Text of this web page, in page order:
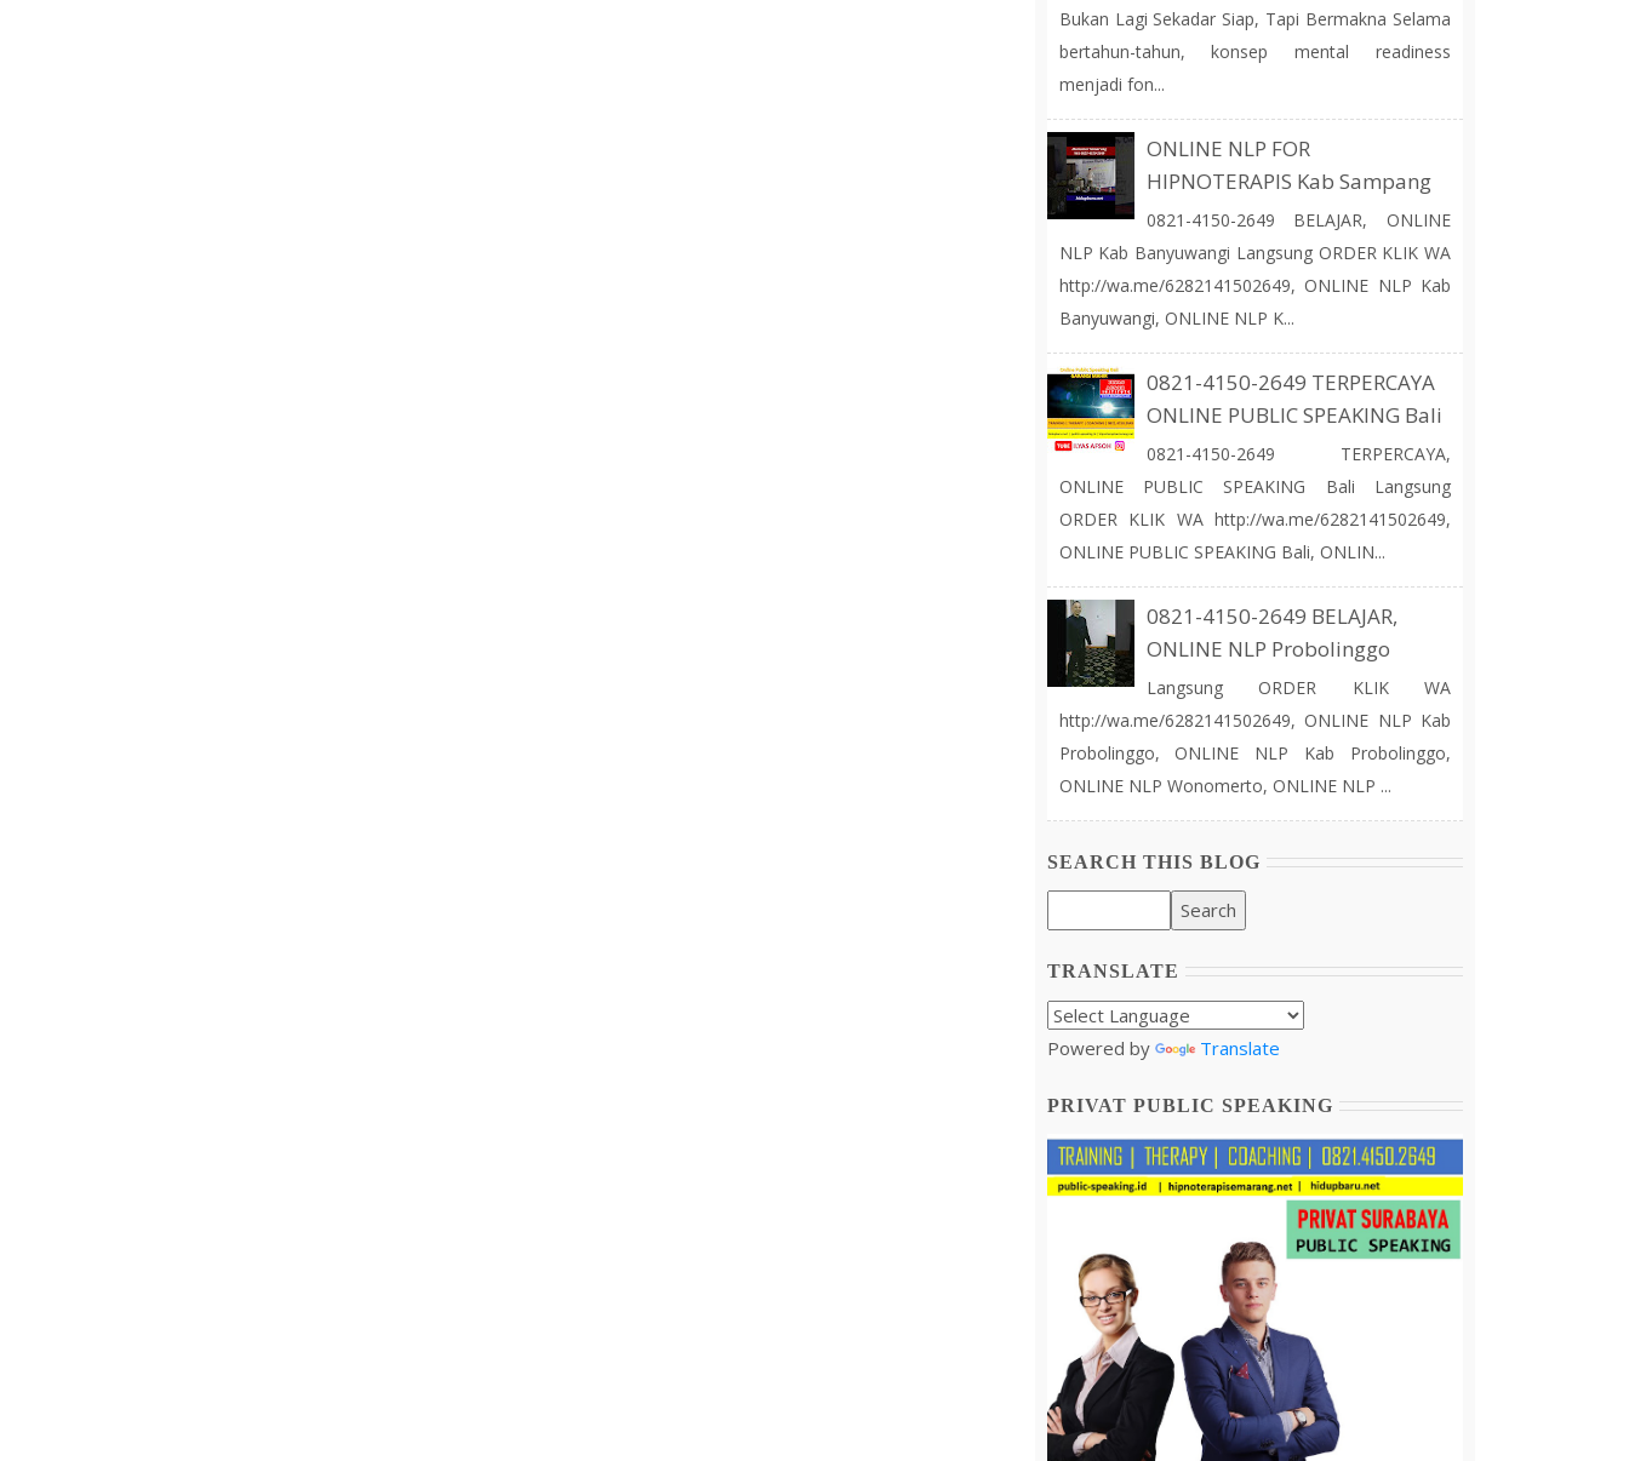
Bukan Lagi Sekadar Siap, Tapi Bermakna Selama
bertahun-tahun, konsep mental readiness
menjadi fon...
ONLINE NLP FOR
HIPNOTERAPIS Kab Sampang
0821-4150-2649 BELAJAR, ONLINE
NLP Kab Banyuwangi Langsung ORDER KLIK WA
http://wa.me/6282141502649, ONLINE NLP Kab
Banyuwangi, ONLINE NLP K...
0821-4150-2649 TERPERCAYA
ONLINE PUBLIC SPEAKING Bali
0821-4150-2649 TERPERCAYA,
ONLINE PUBLIC SPEAKING Bali Langsung
ORDER KLIK WA http://wa.me/6282141502649,
ONLINE PUBLIC SPEAKING Bali, ONLIN...
0821-4150-2649 BELAJAR,
ONLINE NLP Probolinggo
Langsung ORDER KLIK WA
http://wa.me/6282141502649, ONLINE NLP Kab
Probolinggo, ONLINE NLP Kab Probolinggo,
ONLINE NLP Wonomerto, ONLINE NLP ...
SEARCH THIS BLOG
TRANSLATE
Powered by Translate
PRIVAT PUBLIC SPEAKING